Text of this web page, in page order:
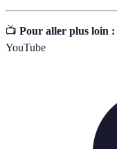
📺 Pour aller plus loin :
YouTube